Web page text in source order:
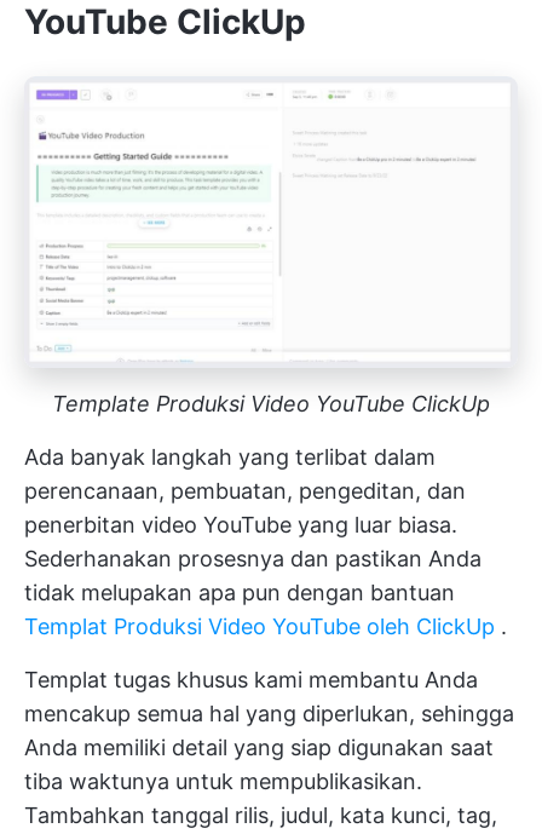
YouTube ClickUp
Template Produksi Video YouTube ClickUp
Ada banyak langkah yang terlibat dalam
perencanaan, pembuatan, pengeditan, dan
penerbitan video YouTube yang luar biasa.
Sederhanakan prosesnya dan pastikan Anda
tidak melupakan apa pun dengan bantuan
Templat Produksi Video YouTube oleh ClickUp .
Templat tugas khusus kami membantu Anda
mencakup semua hal yang diperlukan, sehingga
Anda memiliki detail yang siap digunakan saat
tiba waktunya untuk mempublikasikan.
Tambahkan tanggal rilis, judul, kata kunci, tag,